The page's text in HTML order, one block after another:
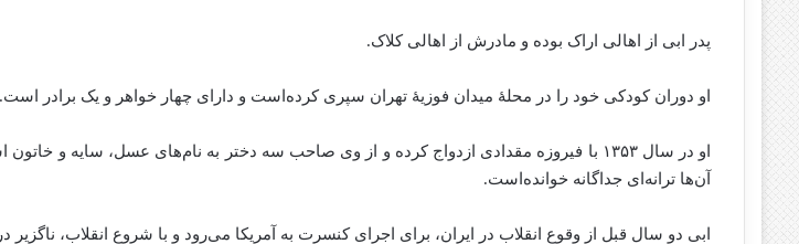
پدر ابی از اهالی اراک بوده و مادرش از اهالی کلاک.
او دوران کودکی خود را در محلهٔ میدان فوزیهٔ تهران سپری کرده‌است و دارای چهار خواهر و یک برادر است.
او در سال ۱۳۵۳ با فیروزه مقدادی ازدواج کرده و از وی صاحب سه دختر به نام‌های عسل، سایه و
آن‌ها ترانه‌ای جداگانه خوانده‌است.
ابی دو سال قبل از وقوع انقلاب در ایران، برای اجرای کنسرت به آمریکا می‌رود و با شروع انقلاب، ناگزیر